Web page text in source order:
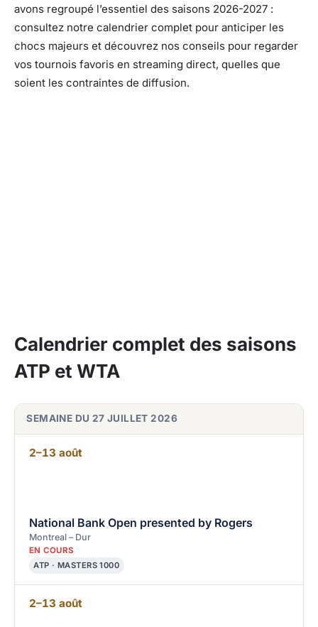
avons regroupé l’essentiel des saisons 2026-2027 :
consultez notre calendrier complet pour anticiper les
chocs majeurs et découvrez nos conseils pour regarder
vos tournois favoris en streaming direct, quelles que
soient les contraintes de diffusion.
Calendrier complet des saisons
ATP et WTA
SEMAINE DU 27 JUILLET 2026
2–13 août
National Bank Open presented by Rogers
Montreal – Dur
EN COURS
ATP · MASTERS 1000
2–13 août